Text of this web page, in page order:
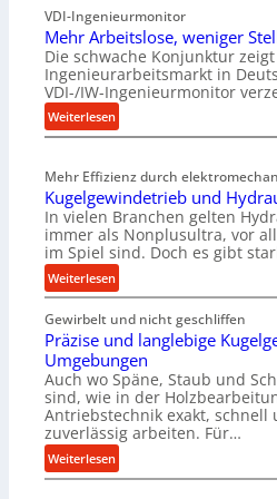
r
o
n
e
s
s
t
i
g
e
r
t
U
t
z
u
n
d
A
VDI-Ingenieurmonitor
Mehr Arbeitslose, weniger
Die schwache Konjunktur
Ingenieurarbeitsmarkt in
VDI-/IW-Ingenieurmonitor
Weiterlesen:
M
h
r
A
r
b
e
t
s
l
o
s
e
w
Mehr Effizienz durch
Kugelgewindetrieb und
In vielen Branchen gelten
immer als Nonplusultra, vor
im Spiel sind. Doch es gibt
Weiterlesen:
K
u
g
e
l
g
e
w
i
Gewirbelt und nicht geschliffen
Präzise und langlebige
Umgebungen
Auch wo Späne, Staub und
sind, wie in der
Antriebstechnik exakt, schnell
zuverlässig arbeiten. Für…
Weiterlesen:
P